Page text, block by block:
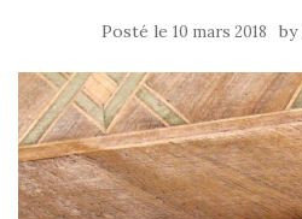
Posté le 10 mars 2018 by